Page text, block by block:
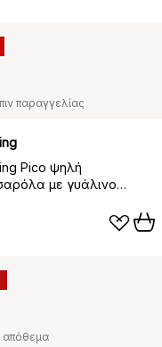
παραγγελίας
Pico ψηλή
με γυάλινο
1,5
απόθεμα